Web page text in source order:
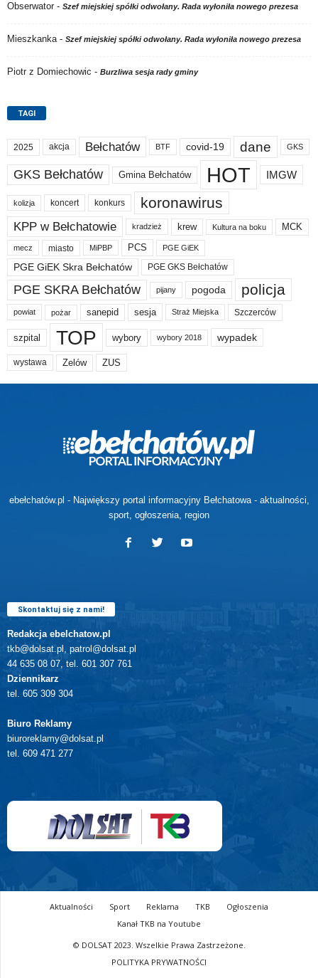
Obserwator - Szef miejskiej spółki odwołany. Rada wyłoniła nowego prezesa
Mieszkanka- Szef miejskiej spółki odwołany. Rada wyłoniła nowego prezesa
Piotr z Domiechowic - Burzliwa sesja rady gminy
TAGI
2025 akcja Bełchatów BTF covid-19 dane GKS
GKS Bełchatów Gmina Bełchatów HOT IMGW
kolizja koncert konkurs koronawirus
KPP w Bełchatowie kradzież krew Kultura na boku MCK
mecz miasto MiPBP PCS PGE GiEK
PGE GiEK Skra Bełchatów PGE GKS Bełchatów
PGE SKRA Bełchatów pijany pogoda policja
powiat pożar sanepid sesja Straż Miejska Szczerców
szpital TOP wybory wybory 2018 wypadek
wystawa Zelów ZUS
ebełchatów.pl - Największy portal informacyjny Bełchatowa - aktualności,
sport, ogłoszenia, region
Skontaktuj się z nami!
Redakcja ebelchatow.pl
tkb@dolsat.pl, patrol@dolsat.pl
44 635 08 07, tel. 601 307 761
Dziennikarz
tel. 605 309 304
Biuro Reklamy
biuroreklamy@dolsat.pl
tel. 609 471 277
Aktualności Sport Reklama TKB
Ogłoszenia
Kanał TKB na Youtube
© DOLSAT 2023. Wszelkie Prawa Zastrzeżone.
POLITYKA PRYWATNOŚCI